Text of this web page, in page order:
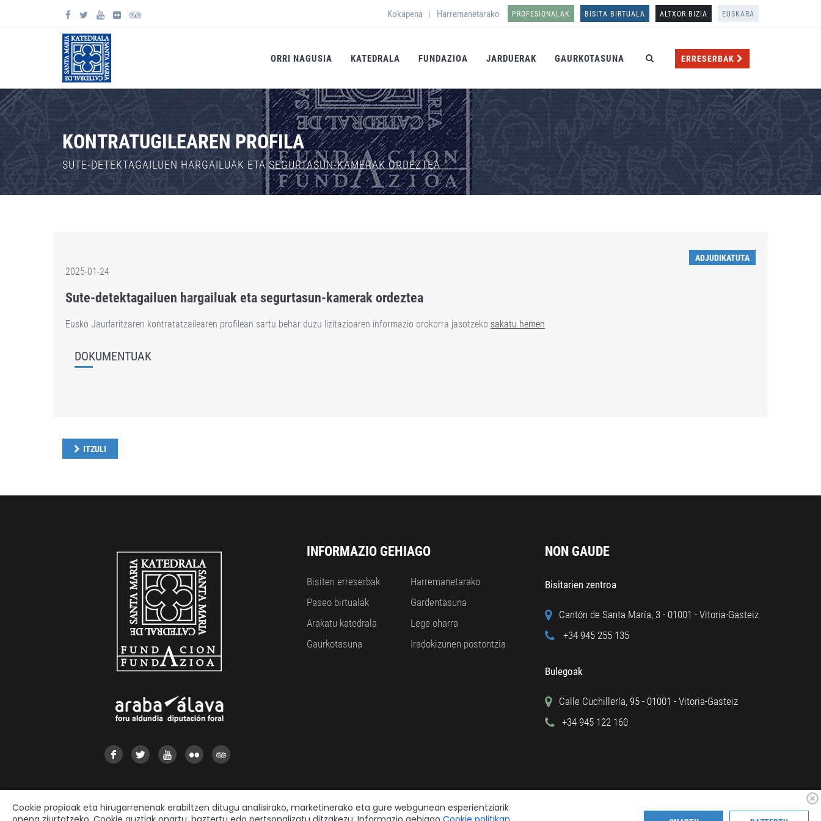
Kokapena | Harremanetarako PROFESIONALAK BISITA BIRTUALA ALTXOR BIZIA EUSKARA
ORRI NAGUSIA KATEDRALA FUNDAZIOA JARDUERAK GAURKOTASUNA ERRESERBAK
KONTRATUGILEAREN PROFILA
SUTE-DETEKTAGAILUEN HARGAILUAK ETA SEGURTASUN-KAMERAK ORDEZTEA
ADJUDIKATUTA
2025-01-24
Sute-detektagailuen hargailuak eta segurtasun-kamerak ordeztea
Eusko Jaurlaritzaren kontratatzailearen profilean sartu behar duzu lizitazioaren informazio orokorra jasotzeko sakatu hemen
DOKUMENTUAK
ITZULI
INFORMAZIO GEHIAGO
Bisiten erreserbak
Paseo birtualak
Arakatu katedrala
Gaurkotasuna
Harremanetarako
Gardentasuna
Lege oharra
Iradokizunen postontzia
NON GAUDE
Bisitarien zentroa
Cantón de Santa María, 3 - 01001 - Vitoria-Gasteiz
+34 945 255 135
Bulegoak
Calle Cuchillería, 95 - 01001 - Vitoria-Gasteiz
+34 945 122 160
Cookie propioak eta hirugarrenenak erabiltzen ditugu analisirako, marketinerako eta gure webgunean esperientziarik